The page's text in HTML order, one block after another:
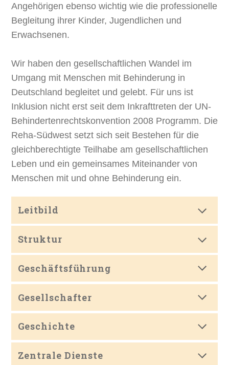
Angehörigen ebenso wichtig wie die professionelle
Begleitung ihrer Kinder, Jugendlichen und
Erwachsenen.
Wir haben den gesellschaftlichen Wandel im
Umgang mit Menschen mit Behinderung in
Deutschland begleitet und gelebt. Für uns ist
Inklusion nicht erst seit dem Inkrafttreten der UN-
Behindertenrechtskonvention 2008 Programm. Die
Reha-Südwest setzt sich seit Bestehen für die
gleichberechtigte Teilhabe am gesellschaftlichen
Leben und ein gemeinsames Miteinander von
Menschen mit und ohne Behinderung ein.
Leitbild
Struktur
Geschäftsführung
Gesellschafter
Geschichte
Zentrale Dienste